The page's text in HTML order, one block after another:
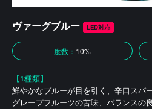
ヴァーグブルー LED対応
度数： 10%
【1種類】
鮮やかなブルーが目を引く、辛口スパ
グレープフルーツの苦味、バランスの